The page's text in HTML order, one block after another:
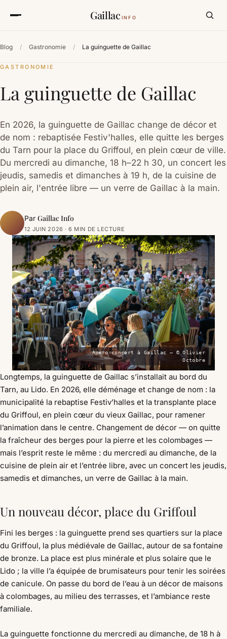
Gaillac INFO
Blog / Gastronomie / La guinguette de Gaillac
GASTRONOMIE
La guinguette de Gaillac
En 2026, la guinguette de Gaillac change de décor et
de nom : rebaptisée Festiv'halles, elle quitte les berges
du Tarn pour la place du Griffoul, en plein cœur de ville.
Du mercredi au dimanche, 18 h–22 h 30, un concert les
jeudis, samedis et dimanches à 19 h, de la cuisine de
plein air, l'entrée libre — un verre de Gaillac à la main.
Par Gaillac Info
12 JUIN 2026 · 6 MIN DE LECTURE
Apéro-concert à Gaillac — © Olivier
Octobre
Longtemps, la guinguette de Gaillac s’installait au bord du
Tarn, au Lido. En 2026, elle déménage et change de nom : la
municipalité la rebaptise Festiv’halles et la transplante place
du Griffoul, en plein cœur du vieux Gaillac, pour ramener
l’animation dans le centre. Changement de décor — on quitte
la fraîcheur des berges pour la pierre et les colombages —
mais l’esprit reste le même : du mercredi au dimanche, de la
cuisine de plein air et l’entrée libre, avec un concert les jeudis,
samedis et dimanches, un verre de Gaillac à la main.
Un nouveau décor, place du Griffoul
Fini les berges : la guinguette prend ses quartiers sur la place
du Griffoul, la plus médiévale de Gaillac, autour de sa fontaine
de bronze. La place est plus minérale et plus solaire que le
Lido ; la ville l’a équipée de brumisateurs pour tenir les soirées
de canicule. On passe du bord de l’eau à un décor de maisons
à colombages, au milieu des terrasses, et l’ambiance reste
familiale.
La guinguette fonctionne du mercredi au dimanche, de 18 h à